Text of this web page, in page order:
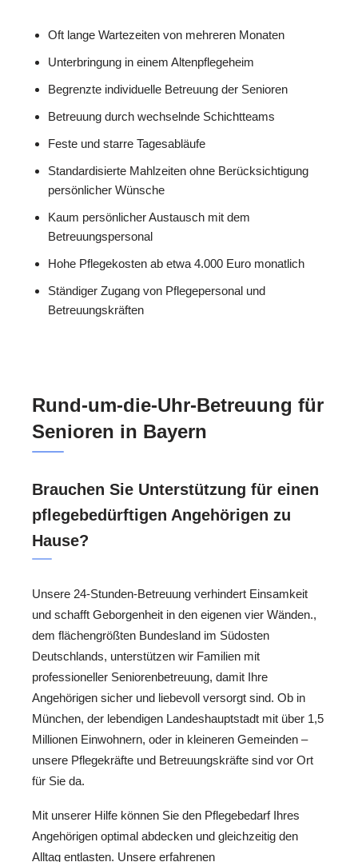
Oft lange Wartezeiten von mehreren Monaten
Unterbringung in einem Altenpflegeheim
Begrenzte individuelle Betreuung der Senioren
Betreuung durch wechselnde Schichtteams
Feste und starre Tagesabläufe
Standardisierte Mahlzeiten ohne Berücksichtigung
persönlicher Wünsche
Kaum persönlicher Austausch mit dem
Betreuungspersonal
Hohe Pflegekosten ab etwa 4.000 Euro monatlich
Ständiger Zugang von Pflegepersonal und
Betreuungskräften
Rund-um-die-Uhr-Betreuung für
Senioren in Bayern
Brauchen Sie Unterstützung für einen
pflegebedürftigen Angehörigen zu
Hause?
Unsere 24-Stunden-Betreuung verhindert Einsamkeit
und schafft Geborgenheit in den eigenen vier Wänden.,
dem flächengrößten Bundesland im Südosten
Deutschlands, unterstützen wir Familien mit
professioneller Seniorenbetreuung, damit Ihre
Angehörigen sicher und liebevoll versorgt sind. Ob in
München, der lebendigen Landeshauptstadt mit über 1,5
Millionen Einwohnern, oder in kleineren Gemeinden –
unsere Pflegekräfte und Betreuungskräfte sind vor Ort
für Sie da.
Mit unserer Hilfe können Sie den Pflegebedarf Ihres
Angehörigen optimal abdecken und gleichzeitig den
Alltag entlasten. Unsere erfahrenen